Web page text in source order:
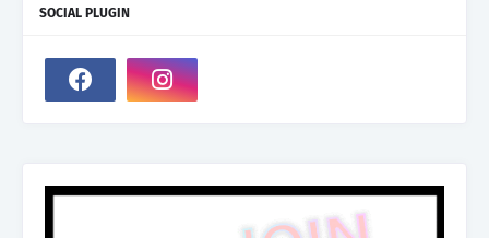
SOCIAL PLUGIN